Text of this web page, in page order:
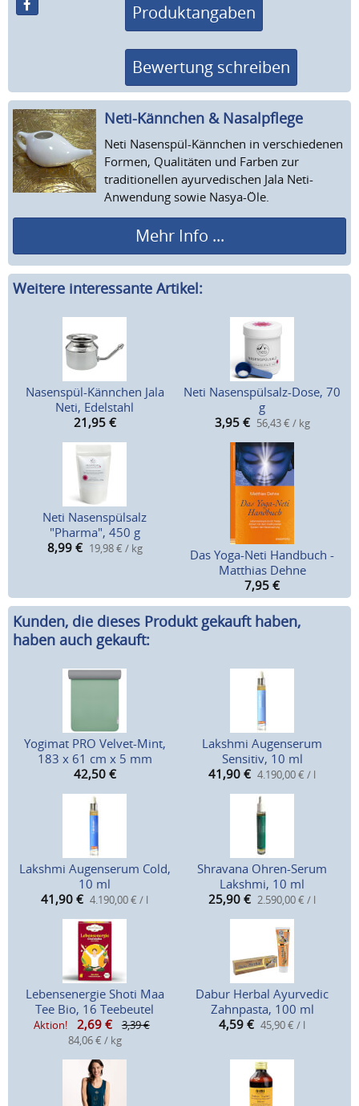
Produktangaben
Bewertung schreiben
Neti-Kännchen & Nasalpflege
Neti Nasenspül-Kännchen in verschiedenen
Formen, Qualitäten und Farben zur
traditionellen ayurvedischen Jala Neti-
Anwendung sowie Nasya-Öle.
Mehr Info ...
Weitere interessante Artikel:
Nasenspül-Kännchen Jala
Neti, Edelstahl
21,95 €
Neti Nasenspülsalz-Dose, 70
g
3,95 € 56,43 € / kg
Neti Nasenspülsalz
"Pharma", 450 g
8,99 € 19,98 € / kg
Das Yoga-Neti Handbuch -
Matthias Dehne
7,95 €
Kunden, die dieses Produkt gekauft haben,
haben auch gekauft:
Yogimat PRO Velvet-Mint,
183 x 61 cm x 5 mm
42,50 €
Lakshmi Augenserum
Sensitiv, 10 ml
41,90 € 4.190,00 € / l
Lakshmi Augenserum Cold,
10 ml
41,90 € 4.190,00 € / l
Shravana Ohren-Serum
Lakshmi, 10 ml
25,90 € 2.590,00 € / l
Lebensenergie Shoti Maa
Tee Bio, 16 Teebeutel
Aktion! 2,69 €
3,39 €
84,06 € / kg
Dabur Herbal Ayurvedic
Zahnpasta, 100 ml
4,59 € 45,90 € / l